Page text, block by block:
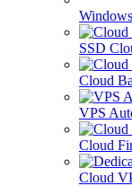
SSD
Cloud
VPS
Cloud
Cloud